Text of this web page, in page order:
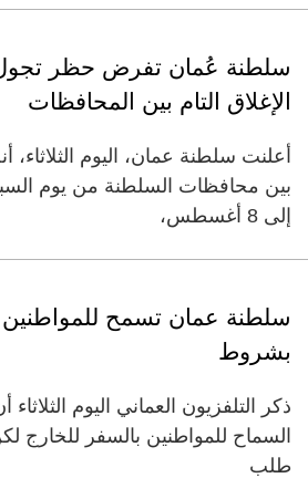
سلطنة عُمان تفرض حظر تجول
الإغلاق التام بين المحافظات
أعلنت سلطنة عمان، اليوم الثلاثاء،
إلى 8 أغسطس،
سلطنة عمان تسمح للمواطنين
بشروط
ذكر التلفزيون العماني اليوم
السماح للمواطنين بالسفر للخارج
طلب